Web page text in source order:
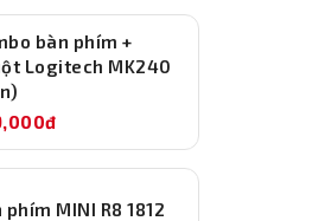
bàn phím +
Logitech MK240
phím MINI R8 1812